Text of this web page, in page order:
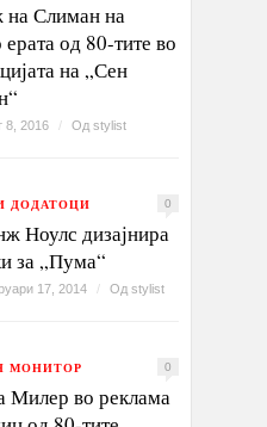
Слиман на
ерата од 80-тите во
на „Сен
8, 2016 / Од stylist
ДОДАТОЦИ 0
Ноулс дизајнира
за „Пума“
17, 2014 / Од stylist
МОНИТОР 0
Милер во реклама